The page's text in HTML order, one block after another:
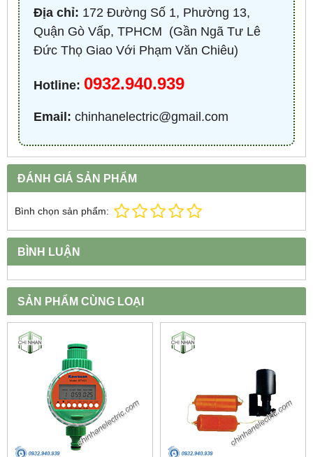
Địa chỉ: 172 Đường Số 1, Phường 13,
Quận Gò Vấp, TPHCM ​ (Gần Ngã Tư Lê
Đức Thọ Giao Với Phạm Văn Chiêu)
Hotline: 0932.940.939
Email: chinhanelectric@gmail.com
ĐÁNH GIÁ SẢN PHẨM
Bình chọn sản phẩm:
BÌNH LUẬN
SẢN PHẨM CÙNG LOẠI